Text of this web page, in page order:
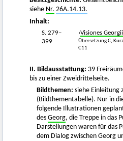
siehe Nr. 26A.14.13.
Inhalt:
S. 279–
399
›Visiones Georgii
Übersetzung C,
C11
II. Bildausstattung: 39
bis zu einer Zweidrittelseite.
Bildthemen: siehe Einleitung
(Bildthementabelle). Nur in
folgende Illustrationen
des Georg, die Treppe in das
Darstellungen waren für das
dem Dialog zwischen Georg